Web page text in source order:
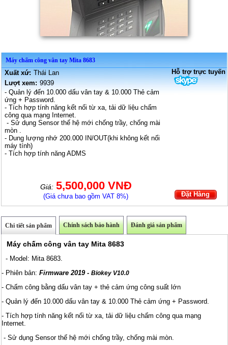
Máy chấm công vân tay Mita 8683
Xuất xứ: Thái Lan
Lượt xem: 9939
- Quản lý đến 10.000 dấu vân tay & 10.000 Thẻ cảm
ứng + Password.
- Tích hợp tính năng kết nối từ xa, tải dữ liệu chấm
công qua mạng Internet.
- Sử dụng Sensor thế hệ mới chống trầy, chống mài
mòn .
- Dung lượng nhớ 200.000 IN/OUT(khi không kết nối
máy tính)
- Tích hợp tính năng ADMS
Giá: 5,500,000 VNĐ
(Giá chưa bao gồm VAT 8%)
Hỗ trợ trực tuyến
Đặt Hàng
Chi tiết sản phẩm Chính sách bảo hành Đánh giá sản phẩm
Máy chấm công vân tay Mita 8683
- Model: Mita 8683.
- Phiên bản: Firmware 2019 -Biokey V10.0
- Chấm công bằng dấu vân tay + thẻ cảm ứng công suất lớn
- Quản lý đến 10.000 dấu vân tay & 10.000 Thẻ cảm ứng + Password.
- Tích hợp tính năng kết nối từ xa, tải dữ liệu chấm công qua mạng
Internet.
- Sử dụng Sensor thế hệ mới chống trầy, chống mài mòn.